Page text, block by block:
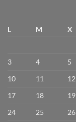
L M X
3
4 5
10
11 12
17
18 19
24
25 26